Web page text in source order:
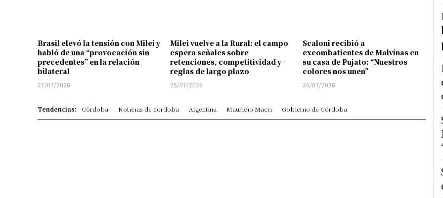
Brasil elevó la tensión con Milei y
habló de una “provocación sin
precedentes” en la relación
bilateral
27/07/2026
Milei vuelve a la Rural: el campo
espera señales sobre
retenciones, competitividad y
reglas de largo plazo
25/07/2026
Scaloni recibió a
excombatientes de Malvinas en
su casa de Pujato: “Nuestros
colores nos unen”
25/07/2026
Tendencias: Córdoba Noticias de cordoba Argentina Mauricio Macri Gobierno de Córdoba